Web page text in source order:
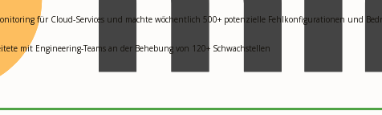
für Cloud-Services und machte wöchentlich 500+ potenzielle Fehlkonfigurationen und
mit Engineering-Teams an der Behebung von 120+ Schwachstellen